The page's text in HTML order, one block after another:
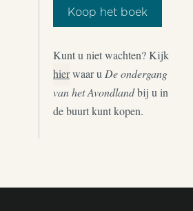
Koop het boek
Kunt u niet wachten? Kijk
hierwaar u De ondergang
van het Avondlandbij u in
de buurt kunt kopen.